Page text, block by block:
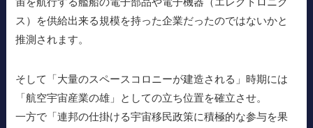
ス）を供給出来る規模を持った企業だったのではないかと
推測されます。
そして「大量のスペースコロニーが建造される」時期には
「航空宇宙産業の雄」としての立ち位置を確立させ。
一方で「連邦の仕掛ける宇宙移民政策に積極的な参与を果